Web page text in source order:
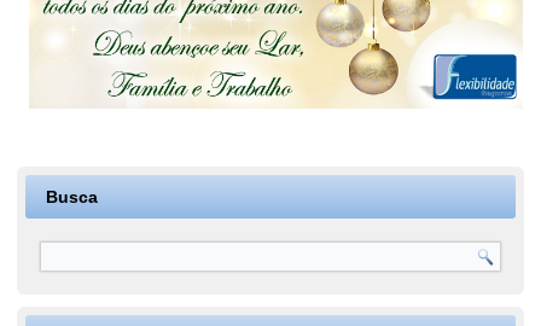
Busca